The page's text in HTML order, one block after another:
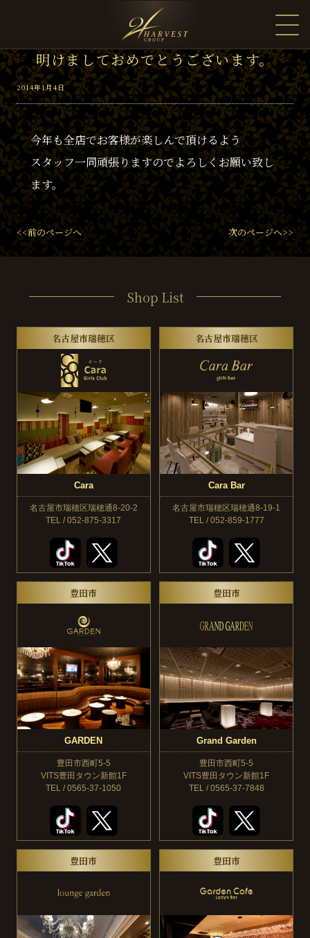
明けましておめでとうございます。
2014年1月4日
今年も全店でお客様が楽しんで頂けるよう
スタッフ一同頑張りますのでよろしくお願い致し
ます。
<<前のページへ 次のページへ>>
Shop List
名古屋市瑞穂区
Cara
名古屋市瑞穂区瑞穂通8-20-2
TEL / 052-875-3317
名古屋市瑞穂区
Cara Bar
名古屋市瑞穂区瑞穂通8-19-1
TEL / 052-859-1777
豊田市
GARDEN
豊田市西町5-5
VITS豊田タウン新館1F
TEL / 0565-37-1050
豊田市
Grand Garden
豊田市西町5-5
VITS豊田タウン新館1F
TEL / 0565-37-7848
豊田市 豊田市